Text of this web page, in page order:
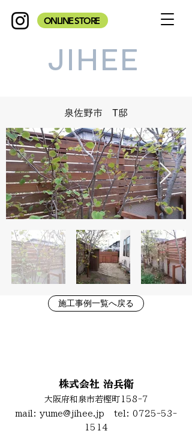
JIHEE
ONLINE STORE
泉佐野市 T邸
施工事例一覧へ戻る
株式会社 治兵衛
大阪府和泉市若樫町158-7
mail: yume@jihee.jp tel: 0725-53-
1514